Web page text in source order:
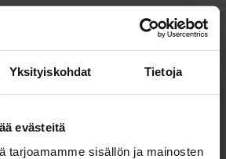
Yksityiskohdat Tietoja
evästeitä
tarjoamamme sisällön ja mainosten
voin auttaa